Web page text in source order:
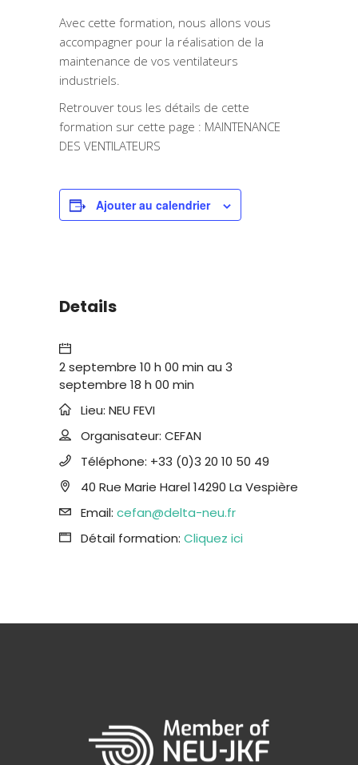
Avec cette formation, nous allons vous
accompagner pour la réalisation de la
maintenance de vos ventilateurs
industriels.
Retrouver tous les détails de cette
formation sur cette page : MAINTENANCE
DES VENTILATEURS
Ajouter au calendrier
Details
2 septembre 10 h 00 min au 3
septembre 18 h 00 min
Lieu: NEU FEVI
Organisateur: CEFAN
Téléphone: +33 (0)3 20 10 50 49
40 Rue Marie Harel 14290 La Vespière
Email: cefan@delta-neu.fr
Détail formation: Cliquez ici